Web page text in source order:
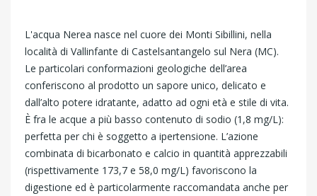
L'acqua Nerea nasce nel cuore dei Monti Sibillini, nella
località di Vallinfante di Castelsantangelo sul Nera (MC).
Le particolari conformazioni geologiche dell’area
conferiscono al prodotto un sapore unico, delicato e
dall’alto potere idratante, adatto ad ogni età e stile di vita.
È fra le acque a più basso contenuto di sodio (1,8 mg/L):
perfetta per chi è soggetto a ipertensione. L’azione
combinata di bicarbonato e calcio in quantità apprezzabili
(rispettivamente 173,7 e 58,0 mg/L) favoriscono la
digestione ed è particolarmente raccomandata anche per